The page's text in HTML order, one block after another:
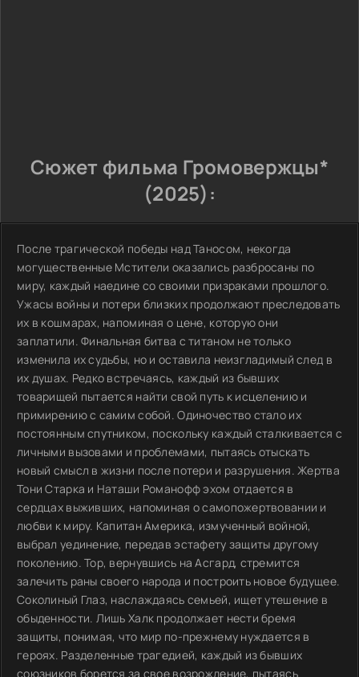
Сюжет фильма Громовержцы*
(2025):
После трагической победы над Таносом, некогда
могущественные Мстители оказались разбросаны по
миру, каждый наедине со своими призраками прошлого.
Ужасы войны и потери близких продолжают преследовать
их в кошмарах, напоминая о цене, которую они
заплатили. Финальная битва с титаном не только
изменила их судьбы, но и оставила неизгладимый след в
их душах. Редко встречаясь, каждый из бывших
товарищей пытается найти свой путь к исцелению и
примирению с самим собой. Одиночество стало их
постоянным спутником, поскольку каждый сталкивается с
личными вызовами и проблемами, пытаясь отыскать
новый смысл в жизни после потери и разрушения. Жертва
Тони Старка и Наташи Романофф эхом отдается в
сердцах выживших, напоминая о самопожертвовании и
любви к миру. Капитан Америка, измученный войной,
выбрал уединение, передав эстафету защиты другому
поколению. Тор, вернувшись на Асгард, стремится
залечить раны своего народа и построить новое будущее.
Соколиный Глаз, наслаждаясь семьей, ищет утешение в
обыденности. Лишь Халк продолжает нести бремя
защиты, понимая, что мир по-прежнему нуждается в
героях. Разделенные трагедией, каждый из бывших
союзников борется за свое возрождение, пытаясь